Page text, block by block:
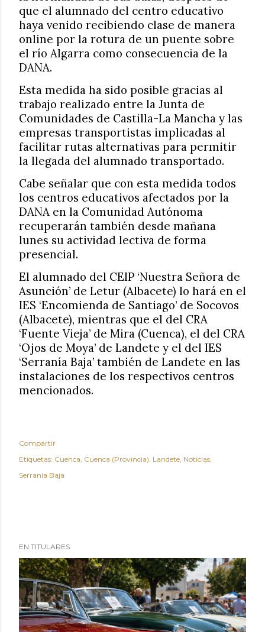
que el alumnado del centro educativo
haya venido recibiendo clase de manera
online por la rotura de un puente sobre
el río Algarra como consecuencia de la
DANA.
Esta medida ha sido posible gracias al
trabajo realizado entre la Junta de
Comunidades de Castilla-La Mancha y las
empresas transportistas implicadas al
facilitar rutas alternativas para permitir
la llegada del alumnado transportado.
Cabe señalar que con esta medida todos
los centros educativos afectados por la
DANA en la Comunidad Autónoma
recuperarán también desde mañana
lunes su actividad lectiva de forma
presencial.
El alumnado del CEIP ‘Nuestra Señora de
Asunción’ de Letur (Albacete) lo hará en el
IES ‘Encomienda de Santiago’ de Socovos
(Albacete), mientras que el del CRA
‘Fuente Vieja’ de Mira (Cuenca), el del CRA
‘Ojos de Moya’ de Landete y el del IES
‘Serranía Baja’ también de Landete en las
instalaciones de los respectivos centros
mencionados.
Compartir
Etiquetas: Cuenca Cuenca (Provincia) Landete Noticias
Serranía Baja
EN TITULARES